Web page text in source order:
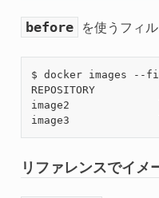
before を使うフィ
$ docker images --
REPOSITORY
image2
image3
リファレンスでイメ